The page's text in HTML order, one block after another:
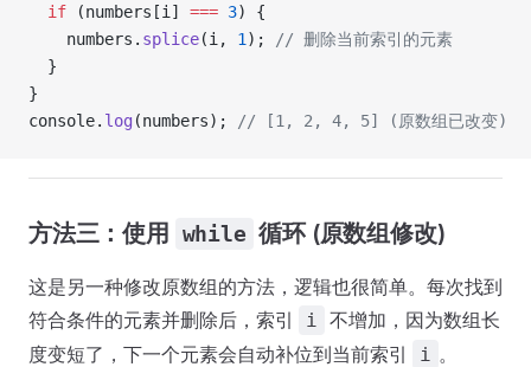
  if
(numbers[i] === 3) {
    numbers.
splice(i, 1 );
// 删除当前索引的元素
  }
}
console. log (numbers); // [1, 2, 4, 5] (原数组已改变)
方法三：使用 while 循环 (原数组修改)
这是另一种修改原数组的方法，逻辑也很简单。每次找到
符合条件的元素并删除后，索引
i 不增加，因为数组长
度变短了，下一个元素会自动补位到当前索引
i 。